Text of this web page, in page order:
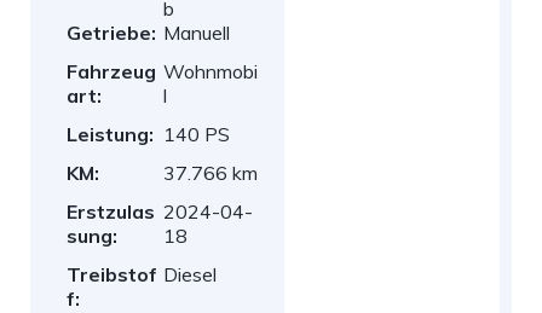
b
Getriebe: Manuell
Fahrzeug
art:
Wohnmobi
l
Leistung: 140 PS
KM:
37.766 km
Erstzulas
sung:
2024-04-
18
Treibstof
f:
Diesel